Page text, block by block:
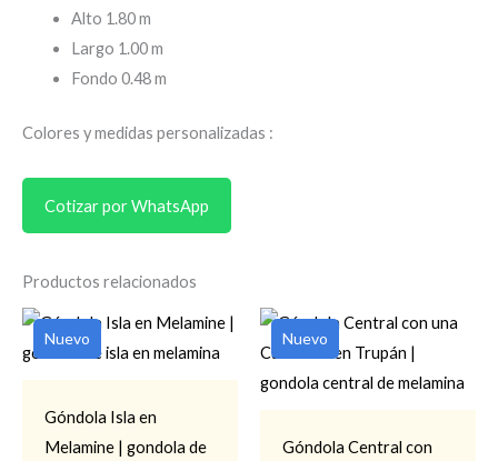
Alto 1.80 m
Largo 1.00 m
Fondo 0.48 m
Colores y medidas personalizadas :
Cotizar por WhatsApp
Productos relacionados
Nuevo
Góndola Isla en
Melamine | gondola de
Nuevo
Góndola Central con